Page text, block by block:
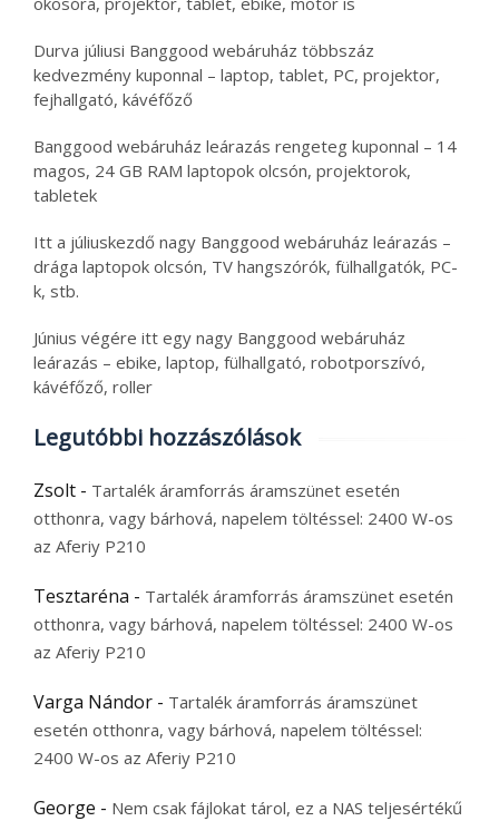
Durva júliusi Banggood webáruház többszáz
kedvezmény kuponnal – laptop, tablet, PC, projektor,
fejhallgató, kávéfőző
Banggood webáruház leárazás rengeteg kuponnal – 14
magos, 24 GB RAM laptopok olcsón, projektorok,
tabletek
Itt a júliuskezdő nagy Banggood webáruház leárazás –
drága laptopok olcsón, TV hangszórók, fülhallgatók, PC-
k, stb.
Június végére itt egy nagy Banggood webáruház
leárazás – ebike, laptop, fülhallgató, robotporszívó,
kávéfőző, roller
Legutóbbi hozzászólások
Zsolt - Tartalék áramforrás áramszünet esetén
otthonra, vagy bárhová, napelem töltéssel: 2400 W-os
az Aferiy P210
Tesztaréna - Tartalék áramforrás áramszünet esetén
otthonra, vagy bárhová, napelem töltéssel: 2400 W-os
az Aferiy P210
Varga Nándor - Tartalék áramforrás áramszünet
esetén otthonra, vagy bárhová, napelem töltéssel:
2400 W-os az Aferiy P210
George - Nem csak fájlokat tárol, ez a NAS teljesértékű